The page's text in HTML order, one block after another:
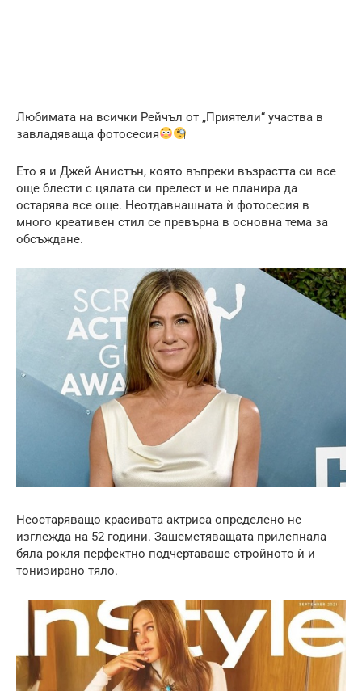
Любимата на всички Рейчъл от „Приятели“ участва в
завладяваща фотосесия
Ето я и Джей Анистън, която въпреки възрастта си все
още блести с цялата си прелест и не планира да
остарява все още. Неотдавнашната ѝ фотосесия в
много креативен стил се превърна в основна тема за
обсъждане.
Неостаряващо красивата актриса определено не
изглежда на 52 години. Зашеметяващата прилепнала
бяла рокля перфектно подчертаваше стройното ѝ и
тонизирано тяло.